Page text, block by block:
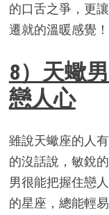
的口舌之爭，更
遷就的溫暖感覺！
8）天蠍
戀人心
雖說天蠍座的人
的沒話說，敏銳
男很能把握住戀
的星座，總能輕